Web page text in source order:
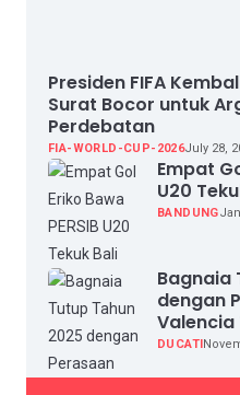
Presiden FIFA
Surat Bocor untuk
Perdebatan
FIA-WORLD-CUP-2026July 28,
Empat
U20
BANDUNG
Bagnaia
dengan
Valencia
DUCATI